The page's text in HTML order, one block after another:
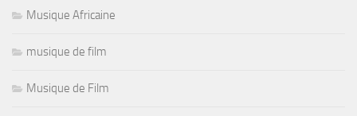
Musique Africaine
musique de film
Musique de Film